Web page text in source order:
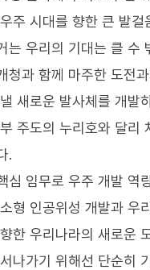
주 시대를 향한 큰 발걸
는 우리의 기대는 클 수
청과 함께 마주한 도전
새로운 발사체를 개발
주도의 누리호와 달리
.
심 임무로 우주 개발 역
형 인공위성 개발과 우
한 우리나라의 새로운
나가기 위해선 단순히